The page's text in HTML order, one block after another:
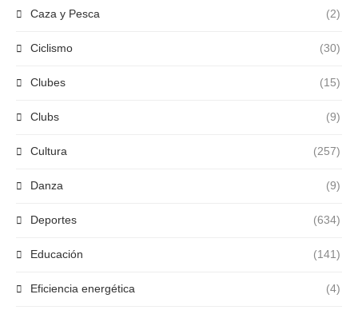
Caza y Pesca (2)
Ciclismo (30)
Clubes (15)
Clubs (9)
Cultura (257)
Danza (9)
Deportes (634)
Educación (141)
Eficiencia energética (4)